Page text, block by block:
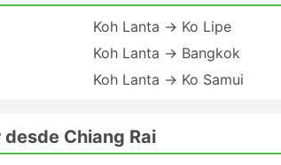
Koh Lanta → Ko Lipe
Koh Lanta → Bangkok
Koh Lanta → Ko Samui
Chiang Rai